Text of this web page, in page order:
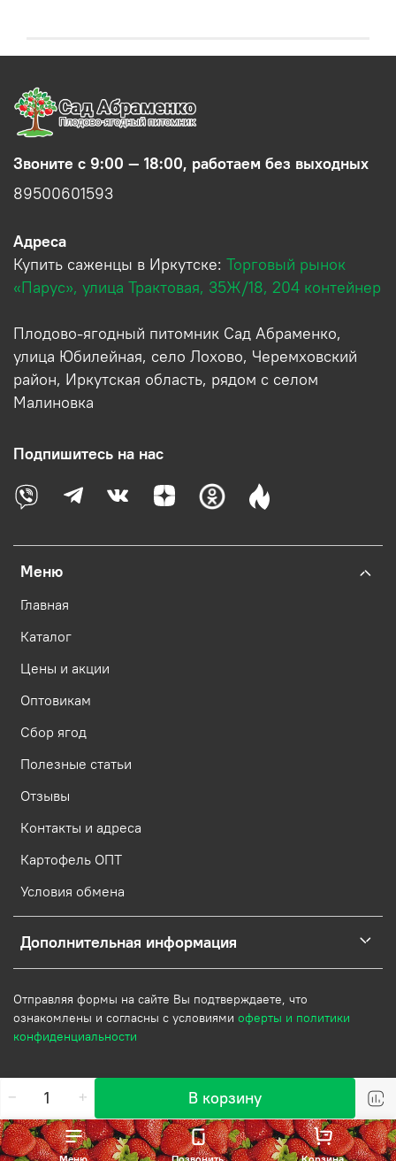
В корзину
Меню
Главная
Каталог
Цены и акции
Оптовикам
Сбор ягод
Полезные статьи
Отзывы
Контакты и адреса
Картофель ОПТ
Условия обмена
Дополнительная информация
Звоните с 9:00 — 18:00, работаем без выходных
89500601593
Адреса
Купить саженцы в Иркутске: Торговый рынок
«Парус», улица Трактовая, 35Ж/18, 204 контейнер
Плодово-ягодный питомник Сад Абраменко,
улица Юбилейная, село Лохово, Черемховский
район, Иркутская область, рядом с селом
Малиновка
Подпишитесь на нас
Отправляя формы на сайте Вы подтверждаете, что
ознакомлены и согласны с условиями оферты и политики
конфиденциальности